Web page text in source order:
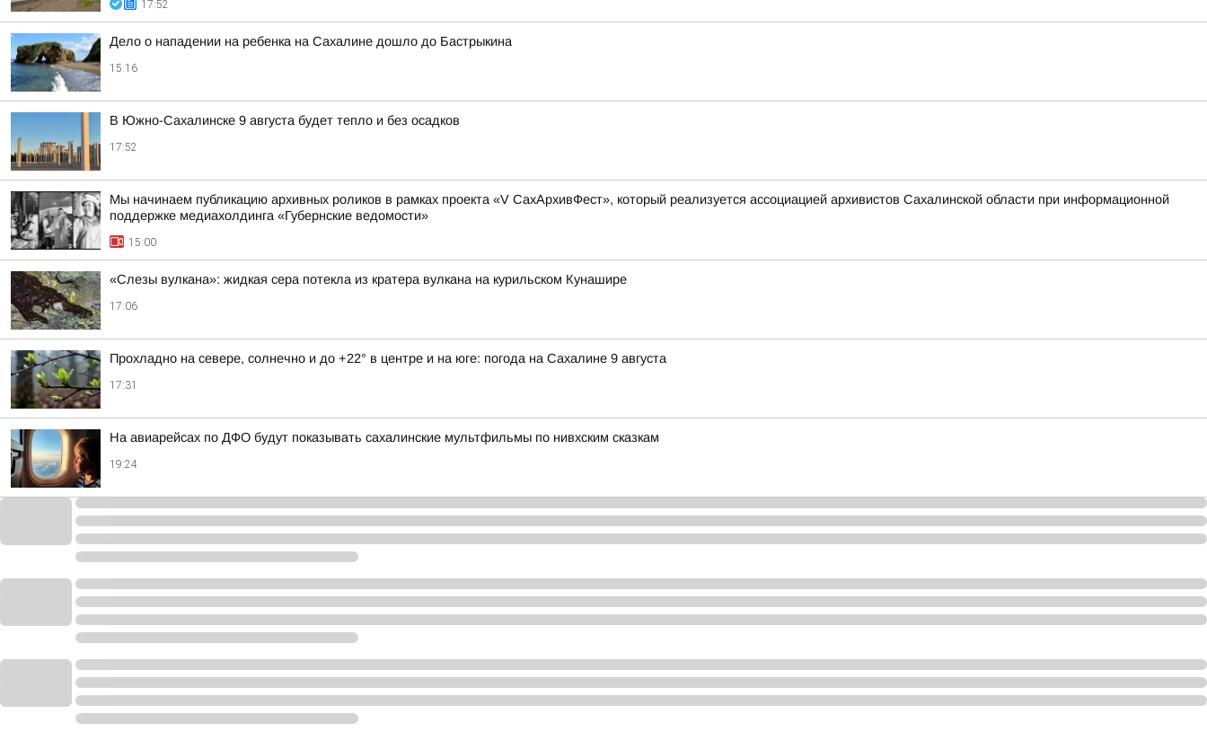
17:52
Дело о нападении на ребенка на Сахалине дошло до Бастрыкина
15:16
В Южно-Сахалинске 9 августа будет тепло и без осадков
17:52
Мы начинаем публикацию архивных роликов в рамках проекта «V СахАрхивФест», который реализуется ассоциацией архивистов Сахалинской области при информационной
поддержке медиахолдинга «Губернские ведомости»
15:00
«Слезы вулкана»: жидкая сера потекла из кратера вулкана на курильском Кунашире
17:06
Прохладно на севере, солнечно и до +22° в центре и на юге: погода на Сахалине 9 августа
17:31
На авиарейсах по ДФО будут показывать сахалинские мультфильмы по нивхским сказкам
19:24